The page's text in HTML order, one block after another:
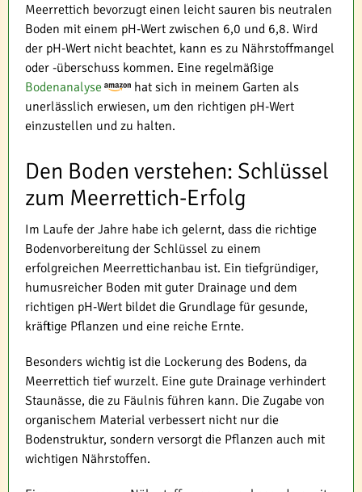
Meerrettich bevorzugt einen leicht sauren bis neutralen
Boden mit einem pH-Wert zwischen 6,0 und 6,8. Wird
der pH-Wert nicht beachtet, kann es zu Nährstoffmangel
oder -überschuss kommen. Eine regelmäßige
Bodenanalyse
hat sich in meinem Garten als
unerlässlich erwiesen, um den richtigen pH-Wert
einzustellen und zu halten.
Den Boden verstehen: Schlüssel
zum Meerrettich-Erfolg
Im Laufe der Jahre habe ich gelernt, dass die richtige
Bodenvorbereitung der Schlüssel zu einem
erfolgreichen Meerrettichanbau ist. Ein tiefgründiger,
humusreicher Boden mit guter Drainage und dem
richtigen pH-Wert bildet die Grundlage für gesunde,
kräftige Pflanzen und eine reiche Ernte.
Besonders wichtig ist die Lockerung des Bodens, da
Meerrettich tief wurzelt. Eine gute Drainage verhindert
Staunässe, die zu Fäulnis führen kann. Die Zugabe von
organischem Material verbessert nicht nur die
Bodenstruktur, sondern versorgt die Pflanzen auch mit
wichtigen Nährstoffen.